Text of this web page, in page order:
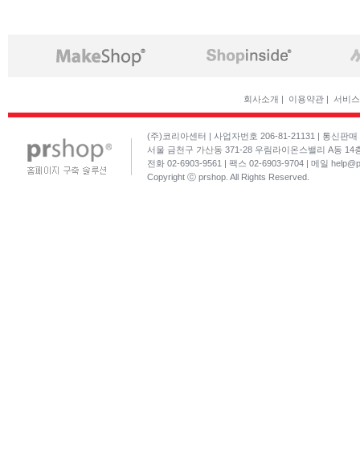
회사소개 | 이용약관| 서비
(주)코리아센터 | 사업자번호 206-81-21131 | 통신판
서울 금천구 가산동 371-28 우림라이온스밸리 A동 14
전화 02-6903-9561 | 팩스 02-6903-9704 | 메일
Copyright ⓒ prshop. All Rights Reserved.